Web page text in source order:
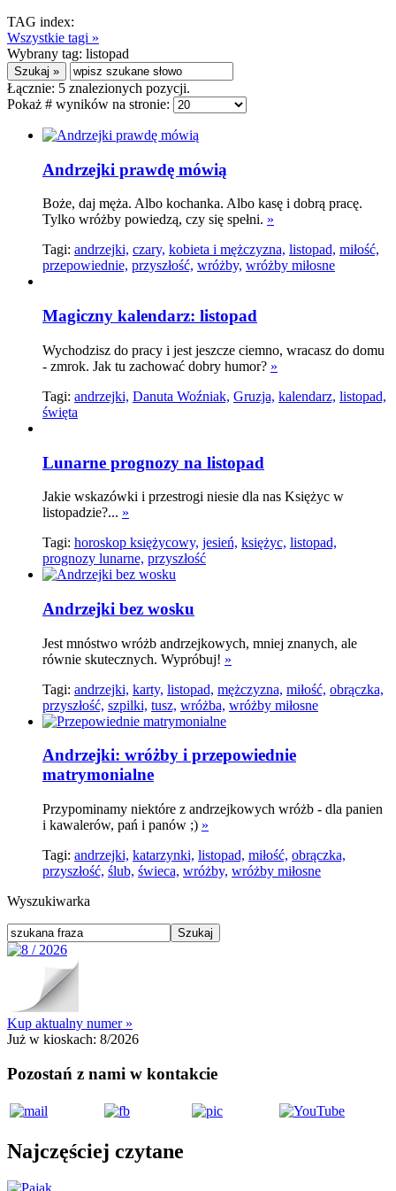
TAG index:
Wszystkie tagi »
Wybrany tag: listopad
Łącznie: 5 znalezionych pozycji.
Pokaż # wyników na stronie:
Andrzejki prawdę mówią
Boże, daj męża. Albo kochanka. Albo kasę i dobrą pracę.
Tylko wróżby powiedzą, czy się spełni. »
Tagi: andrzejki, czary, kobieta i mężczyzna, listopad, miłość,
przepowiednie, przyszłość, wróżby, wróżby miłosne
Magiczny kalendarz: listopad
Wychodzisz do pracy i jest jeszcze ciemno, wracasz do domu
- zmrok. Jak tu zachować dobry humor? »
Tagi: andrzejki, Danuta Woźniak, Gruzja, kalendarz, listopad,
święta
Lunarne prognozy na listopad
Jakie wskazówki i przestrogi niesie dla nas Księżyc w
listopadzie?... »
Tagi: horoskop księżycowy, jesień, księżyc, listopad,
prognozy lunarne, przyszłość
Andrzejki bez wosku
Jest mnóstwo wróżb andrzejkowych, mniej znanych, ale
równie skutecznych. Wypróbuj! »
Tagi: andrzejki, karty, listopad, mężczyzna, miłość, obrączka,
przyszłość, szpilki, tusz, wróżba, wróżby miłosne
Andrzejki: wróżby i przepowiednie
matrymonialne
Przypominamy niektóre z andrzejkowych wróżb - dla panien
i kawalerów, pań i panów ;) »
Tagi: andrzejki, katarzynki, listopad, miłość, obrączka,
przyszłość, ślub, świeca, wróżby, wróżby miłosne
Wyszukiwarka
Kup aktualny numer »
Już w kioskach: 8/2026
Pozostań z nami w kontakcie
Najczęściej czytane